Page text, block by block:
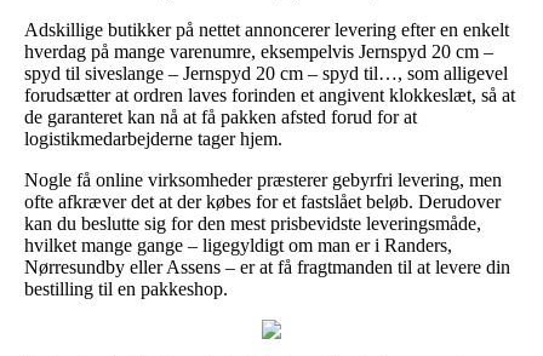
Adskillige butikker på nettet annoncerer levering efter en enkelt
hverdag på mange varenumre, eksempelvis Jernspyd 20 cm –
spyd til siveslange – Jernspyd 20 cm – spyd til…, som alligevel
forudsætter at ordren laves forinden et angivent klokkeslæt, så at
de garanteret kan nå at få pakken afsted forud for at
logistikmedarbejderne tager hjem.
Nogle få online virksomheder præsterer gebyrfri levering, men
ofte afkræver det at der købes for et fastslået beløb. Derudover
kan du beslutte sig for den mest prisbevidste leveringsmåde,
hvilket mange gange – ligegyldigt om man er i Randers,
Nørresundby eller Assens – er at få fragtmanden til at levere din
bestilling til en pakkeshop.